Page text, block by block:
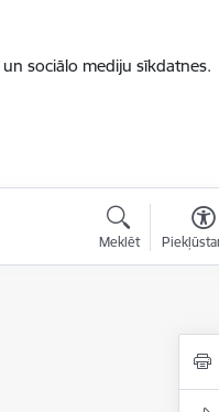
sociālo mediju sīkdatnes.
Meklēt